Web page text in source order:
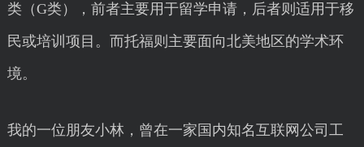
类（G类），前者主要用于留学申请，后者则适用于移
民或培训项目。而托福则主要面向北美地区的学术环
境。
我的一位朋友小林，曾在一家国内知名互联网公司工